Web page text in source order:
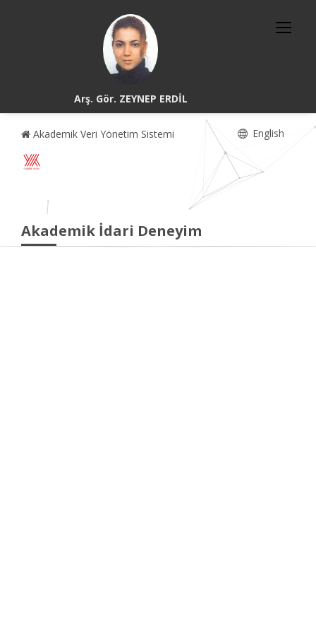
Arş. Gör. ZEYNEP ERDİL
Akademik Veri Yönetim Sistemi English
Akademik İdari Deneyim